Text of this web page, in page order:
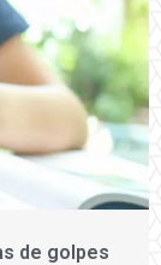
de golpes